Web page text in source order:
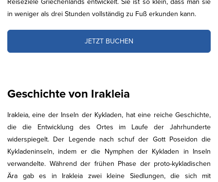
in weniger als drei Stunden vollständig zu Fuß erkunden kann.
JETZT BUCHEN
Geschichte von Irakleia
Irakleia, eine der Inseln der Kykladen, hat eine reiche Geschichte,
die die Entwicklung des Ortes im Laufe der Jahrhunderte
widerspiegelt. Der Legende nach schuf der Gott Poseidon die
Kykladeninseln, indem er die Nymphen der Kykladen in Inseln
verwandelte. Während der frühen Phase der proto-kykladischen
Ära gab es in Irakleia zwei kleine Siedlungen, die sich mit